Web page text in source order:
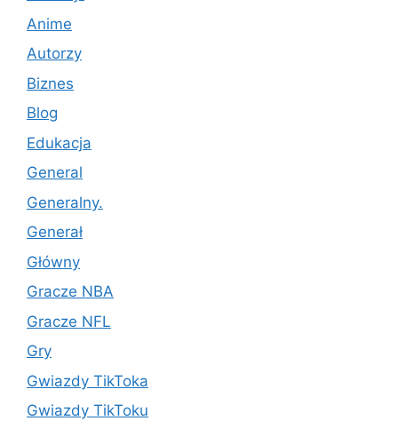
Anime
Autorzy
Biznes
Blog
Edukacja
General
Generalny.
Generał
Główny
Gracze NBA
Gracze NFL
Gry
Gwiazdy TikToka
Gwiazdy TikToku